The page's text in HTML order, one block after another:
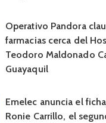
Operativo Pandora
farmacias cerca del
Teodoro Maldonado
Guayaquil
Emelec anuncia el
Ronie Carrillo, el